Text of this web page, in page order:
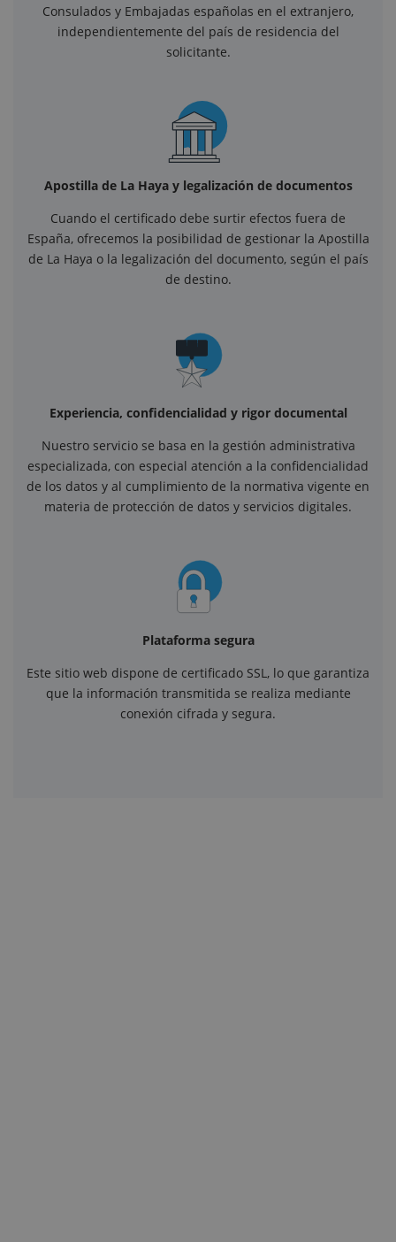
Consulados y Embajadas españolas en el extranjero,
independientemente del país de residencia del
solicitante.
Apostilla de La Haya y legalización de documentos
Cuando el certificado debe surtir efectos fuera de
España, ofrecemos la posibilidad de gestionar la Apostilla
de La Haya o la legalización del documento, según el país
de destino.
Experiencia, confidencialidad y rigor documental
Nuestro servicio se basa en la gestión administrativa
especializada, con especial atención a la confidencialidad
de los datos y al cumplimiento de la normativa vigente en
materia de protección de datos y servicios digitales.
Plataforma segura
Este sitio web dispone de certificado SSL, lo que garantiza
que la información transmitida se realiza mediante
conexión cifrada y segura.